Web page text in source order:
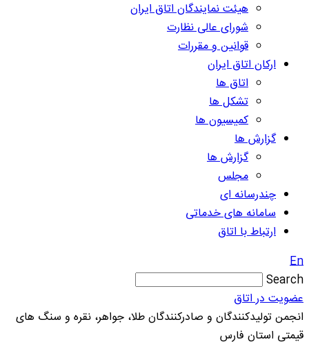
هیئت نمایندگان اتاق ایران
شورای عالی نظارت
قوانین و مقررات
ارکان اتاق ایران
اتاق ها
تشکل ها
کمیسیون ها
گزارش ها
گزارش ها
مجلس
چندرسانه ای
سامانه های خدماتی
ارتباط با اتاق
En
Search
عضویت در اتاق
انجمن تولیدکنندگان و صادرکنندگان طلا، جواهر، نقره و سنگ های
قیمتی استان فارس